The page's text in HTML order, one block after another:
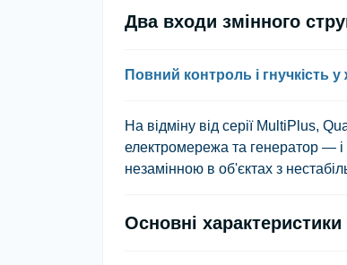
Два входи змінного
Повний контроль і гнучкість у
На відміну від серії MultiPlus,
електромережа та генератор —
незамінною в об'єктах з
Основні